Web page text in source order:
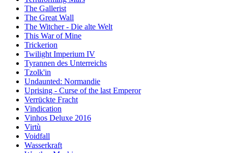
The Gallerist
The Great Wall
The Witcher - Die alte Welt
This War of Mine
Trickerion
Twilight Imperium IV
Tyrannen des Unterreichs
Tzolk'in
Undaunted: Normandie
Uprising - Curse of the last Emperor
Verrückte Fracht
Vindication
Vinhos Deluxe 2016
Virtù
Voidfall
Wasserkraft